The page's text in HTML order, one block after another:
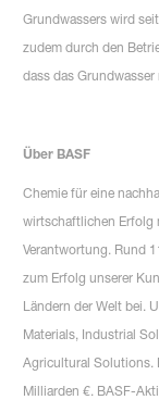
Grundwassers wird
zudem durch den
dass das
Über BASF
Chemie für eine
wirtschaftlichen Erfolg
Verantwortung. Rund
zum Erfolg unserer
Ländern der Welt bei.
Materials, Industrial
Agricultural Solutions.
Milliarden €. BASF-